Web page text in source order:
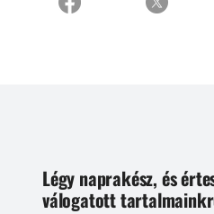
Légy naprakész, és
válogatott